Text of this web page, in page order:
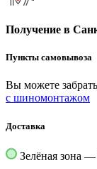
Получение в
Пункты самовывоза
Вы можете
с шиномонтажом
Доставка
Зелёная зона —